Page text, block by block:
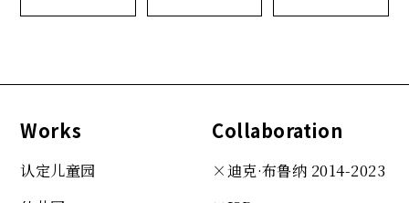
Works
认定儿童园
Collaboration
×迪克·布鲁纳 2014-2023